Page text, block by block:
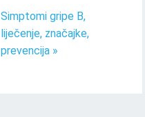
Simptomi gripe B,
liječenje, značajke,
prevencija »